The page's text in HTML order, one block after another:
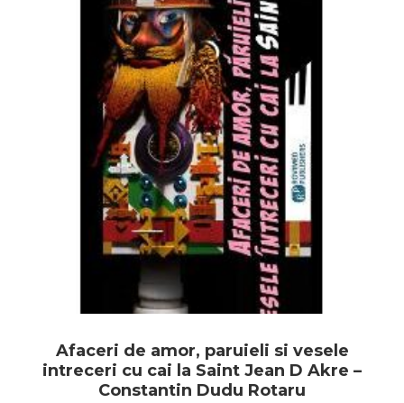
Afaceri de amor, paruieli si vesele
intreceri cu cai la Saint Jean D Akre –
Constantin Dudu Rotaru